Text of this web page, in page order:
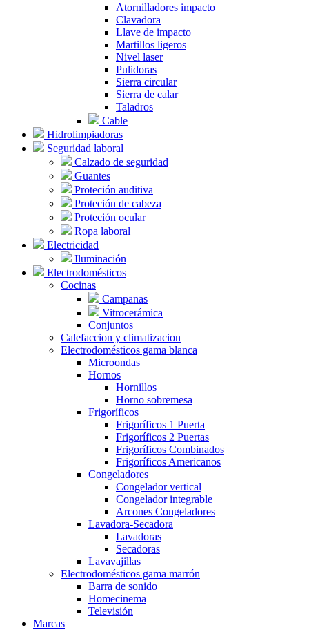
Atornilladores impacto
Clavadora
Llave de impacto
Martillos ligeros
Nivel laser
Pulidoras
Sierra circular
Sierra de calar
Taladros
Cable
Hidrolimpiadoras
Seguridad laboral
Calzado de seguridad
Guantes
Proteción auditiva
Proteción de cabeza
Proteción ocular
Ropa laboral
Electricidad
Iluminación
Electrodomésticos
Cocinas
Campanas
Vitrocerámica
Conjuntos
Calefaccion y climatizacion
Electrodomésticos gama blanca
Microondas
Hornos
Hornillos
Horno sobremesa
Frigoríficos
Frigoríficos 1 Puerta
Frigoríficos 2 Puertas
Frigoríficos Combinados
Frigoríficos Americanos
Congeladores
Congelador vertical
Congelador integrable
Arcones Congeladores
Lavadora-Secadora
Lavadoras
Secadoras
Lavavajillas
Electrodomésticos gama marrón
Barra de sonido
Homecinema
Televisión
Marcas